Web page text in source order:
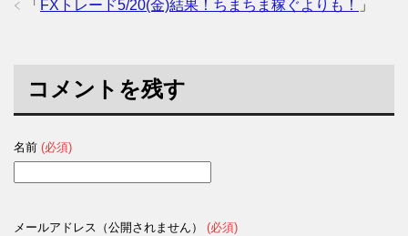
「 FXトレード5/20(金)結果！ちまちま稼ぐよりも！ 」
コメントを残す
名前 (必須)
メールアドレス（公開されません） (必須)